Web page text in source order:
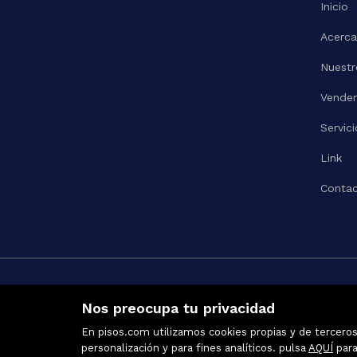
Nos preocupa tu privacidad
En pisos.com utilizamos cookies propias y de
personalización y para fines analíticos. pulsa AQUÍ
Inicio
Link